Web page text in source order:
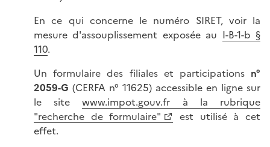
En ce qui concerne le numéro SIRET, voir la
mesure d'assouplissement exposée au I-B-1-b §
110.
Un formulaire des filiales et participations n°
2059-G (CERFA n° 11625) accessible en ligne sur
le sitewww.impot.gouv.fr à la rubrique
"recherche de formulaire"
est utilisé à cet
effet.